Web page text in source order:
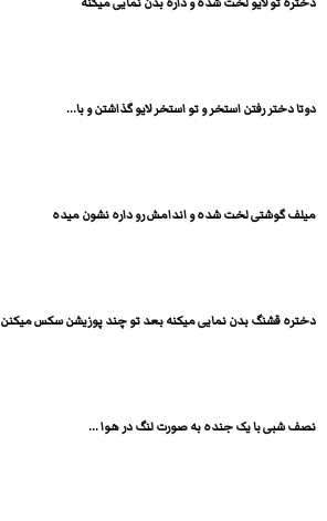
دوتا دختر رفتن استخر و تو استخر لایو گذاشتن و با...
میلف گوشتی لخت شده و اندامش رو داره نشون میده
دختره قشنگ بدن نمایی میکنه بعد تو چند پوزیشن سکس میکنن
نصف شبی با یک جنده به صورت لنگ در هوا ...